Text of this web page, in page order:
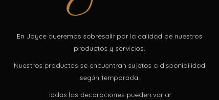
En Joyce queremos sobresalir por la calidad de nuestros
productos y servicios.
Nuestros productos se encuentran sujetos a disponibilidad
según temporada.
Todas las decoraciones pueden variar.